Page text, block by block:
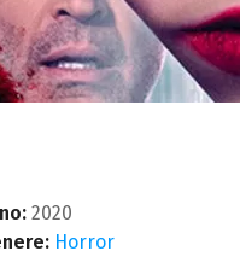
2020
Horror